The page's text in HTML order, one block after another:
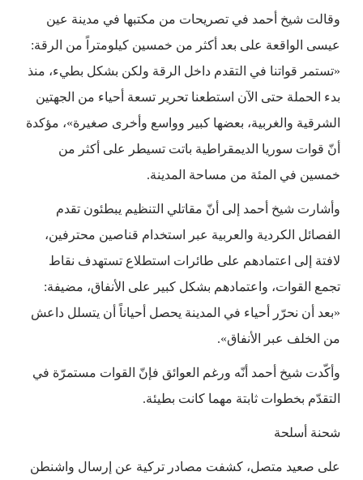
وقالت شيخ أحمد في تصريحات من مكتبها في مدينة عين
عيسى الواقعة على بعد أكثر من خمسين كيلومتراً من الرقة:
«تستمر قواتنا في التقدم داخل الرقة ولكن بشكل بطيء، منذ
بدء الحملة حتى الآن استطعنا تحرير تسعة أحياء من الجهتين
الشرقية والغربية، بعضها كبير وواسع وأخرى صغيرة»، مؤكدة
أنّ قوات سوريا الديمقراطية باتت تسيطر على أكثر من
خمسين في المئة من مساحة المدينة.
وأشارت شيخ أحمد إلى أنّ مقاتلي التنظيم يبطئون تقدم
الفصائل الكردية والعربية عبر استخدام قناصين محترفين،
لافتة إلى اعتمادهم على طائرات استطلاع تستهدف نقاط
تجمع القوات، واعتمادهم بشكل كبير على الأنفاق، مضيفة:
«بعد أن نحرّر أحياء في المدينة يحصل أحياناً أن يتسلل داعش
من الخلف عبر الأنفاق».
وأكّدت شيخ أحمد أنّه ورغم العوائق فإنّ القوات مستمرّة في
التقدّم بخطوات ثابتة مهما كانت بطيئة.
شحنة أسلحة
على صعيد متصل، كشفت مصادر تركية عن إرسال واشنطن